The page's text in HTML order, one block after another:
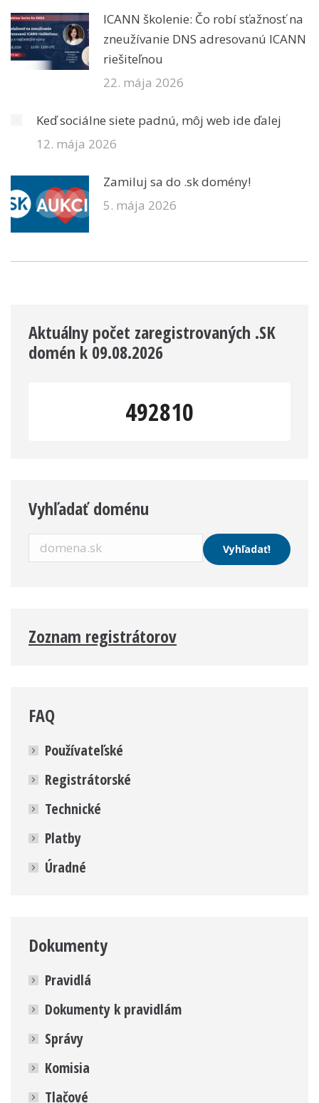
ICANN školenie: Čo robí sťažnosť na
zneužívanie DNS adresovanú ICANN
riešiteľnou
22. mája 2026
Keď sociálne siete padnú, môj web ide ďalej
12. mája 2026
Zamiluj sa do .sk domény!
5. mája 2026
Aktuálny počet zaregistrovaných .SK
domén k 09.08.2026
492810
Vyhľadať doménu
Zoznam registrátorov
FAQ
Používateľské
Registrátorské
Technické
Platby
Úradné
Dokumenty
Pravidlá
Dokumenty k pravidlám
Správy
Komisia
Tlačové